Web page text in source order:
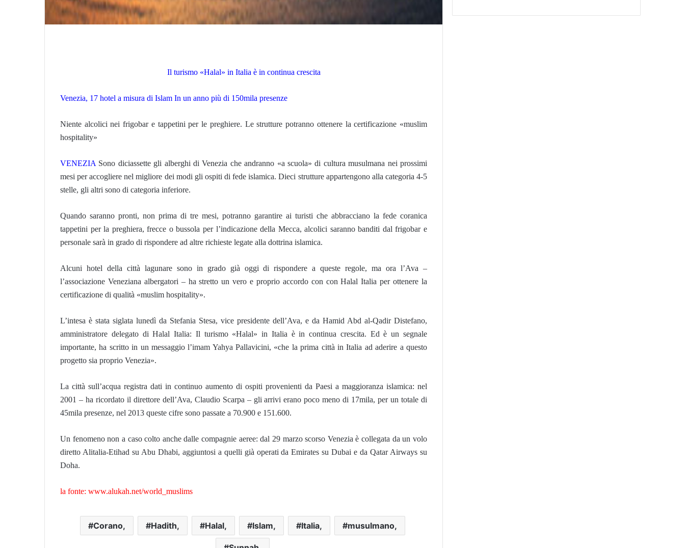
Il turismo «Halal» in Italia è in continua crescita
Venezia, 17 hotel a misura di Islam In un anno più di 150mila presenze
Niente alcolici nei frigobar e tappetini per le preghiere. Le strutture potranno ottenere la certificazione «muslim
hospitality»
VENEZIA Sono diciassette gli alberghi di Venezia che andranno «a scuola» di cultura musulmana nei prossimi
mesi per accogliere nel migliore dei modi gli ospiti di fede islamica. Dieci strutture appartengono alla categoria 4-5
stelle, gli altri sono di categoria inferiore.
Quando saranno pronti, non prima di tre mesi, potranno garantire ai turisti che abbracciano la fede coranica
tappetini per la preghiera, frecce o bussola per l’indicazione della Mecca, alcolici saranno banditi dal frigobar e
personale sarà in grado di rispondere ad altre richieste legate alla dottrina islamica.
Alcuni hotel della città lagunare sono in grado già oggi di rispondere a queste regole, ma ora l’Ava –
l’associazione Veneziana albergatori – ha stretto un vero e proprio accordo con con Halal Italia per ottenere la
certificazione di qualità «muslim hospitality».
L’intesa è stata siglata lunedì da Stefania Stesa, vice presidente dell’Ava, e da Hamid Abd al-Qadir Distefano,
amministratore delegato di Halal Italia: Il turismo «Halal» in Italia è in continua crescita. Ed è un segnale
importante, ha scritto in un messaggio l’imam Yahya Pallavicini, «che la prima città in Italia ad aderire a questo
progetto sia proprio Venezia».
La città sull’acqua registra dati in continuo aumento di ospiti provenienti da Paesi a maggioranza islamica: nel
2001 – ha ricordato il direttore dell’Ava, Claudio Scarpa – gli arrivi erano poco meno di 17mila, per un totale di
45mila presenze, nel 2013 queste cifre sono passate a 70.900 e 151.600.
Un fenomeno non a caso colto anche dalle compagnie aeree: dal 29 marzo scorso Venezia è collegata da un volo
diretto Alitalia-Etihad su Abu Dhabi, aggiuntosi a quelli già operati da Emirates su Dubai e da Qatar Airways su
Doha.
la fonte: www.alukah.net/world_muslims
Corano, Hadith, Halal, Islam, Italia, musulmano,